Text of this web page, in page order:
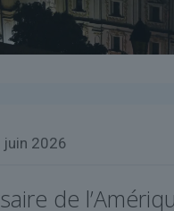
juin 2026
de